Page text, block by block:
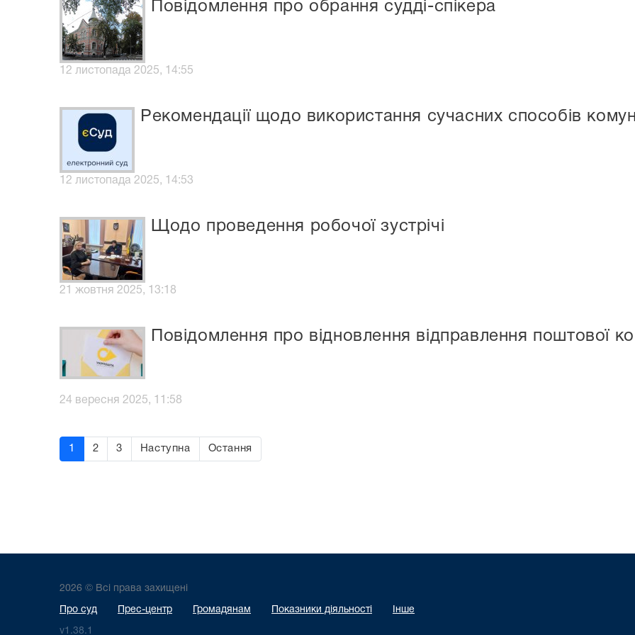
Повідомлення про обрання судді-спікера
12 листопада 2025, 14:55
Рекомендації щодо використання сучасних способів
12 листопада 2025, 14:53
Щодо проведення робочої зустрічі
21 жовтня 2025, 13:18
Повідомлення про відновлення відправлення поштової
24 вересня 2025, 11:58
1 2 3 Наступна Остання
2026 © Всі права захищені
Про суд Прес-центр Громадянам Показники діяльності Інше
v1.38.1